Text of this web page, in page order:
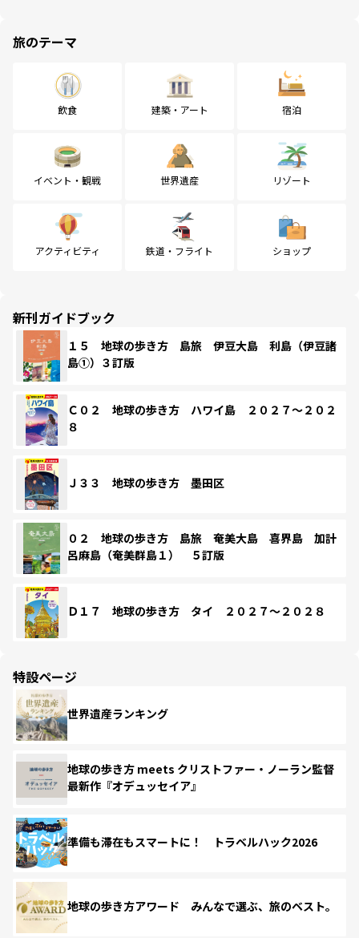
旅のテーマ
飲食 建築・アート 宿泊
イベント・観戦 世界遺産 リゾート
アクティビティ 鉄道・フライト ショップ
新刊ガイドブック
１５ 地球の歩き方 島旅 伊豆大島 利島（伊豆諸
島①）３訂版
Ｃ０２ 地球の歩き方 ハワイ島 ２０２７～２０２
８
Ｊ３３ 地球の歩き方 墨田区
０２ 地球の歩き方 島旅 奄美大島 喜界島 加計
呂麻島（奄美群島１） ５訂版
Ｄ１７ 地球の歩き方 タイ ２０２７～２０２８
特設ページ
世界遺産ランキング
地球の歩き方 meets クリストファー・ノーラン監督
最新作『オデュッセイア』
準備も滞在もスマートに！ トラベルハック2026
地球の歩き方アワード みんなで選ぶ、旅のベスト。